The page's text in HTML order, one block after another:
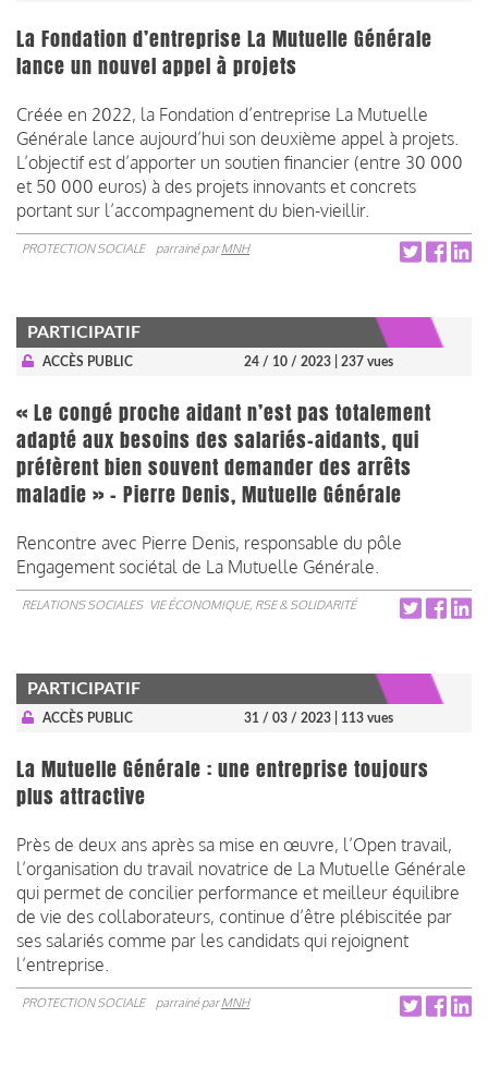
La Fondation d’entreprise La Mutuelle Générale
lance un nouvel appel à projets
Créée en 2022, la Fondation d’entreprise La Mutuelle
Générale lance aujourd’hui son deuxième appel à projets.
L’objectif est d’apporter un soutien financier (entre 30 000
et 50 000 euros) à des projets innovants et concrets
portant sur l’accompagnement du bien-vieillir.
PROTECTION SOCIALE parrainé parMNH
PARTICIPATIF
ACCÈS PUBLIC 24 / 10 / 2023 | 237 vues
« Le congé proche aidant n’est pas totalement
adapté aux besoins des salariés-aidants, qui
préfèrent bien souvent demander des arrêts
maladie » - Pierre Denis, Mutuelle Générale
Rencontre avec Pierre Denis, responsable du pôle
Engagement sociétal de La Mutuelle Générale.
RELATIONS SOCIALES VIE ÉCONOMIQUE, RSE & SOLIDARITÉ
PARTICIPATIF
ACCÈS PUBLIC 31 / 03 / 2023 | 113 vues
La Mutuelle Générale : une entreprise toujours
plus attractive
Près de deux ans après sa mise en œuvre, l’Open travail,
l’organisation du travail novatrice de La Mutuelle Générale
qui permet de concilier performance et meilleur équilibre
de vie des collaborateurs, continue d’être plébiscitée par
ses salariés comme par les candidats qui rejoignent
l’entreprise.
PROTECTION SOCIALE parrainé parMNH